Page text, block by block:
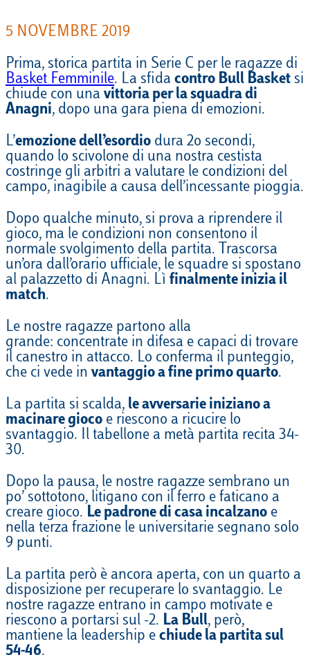
5 NOVEMBRE 2019
Prima, storica partita in Serie C per le ragazze di
Basket Femminile. La sfida contro Bull Basket si
chiude con una vittoria per la squadra di
Anagni, dopo una gara piena di emozioni.
L’emozione dell’esordio dura 2o secondi,
quando lo scivolone di una nostra cestista
costringe gli arbitri a valutare le condizioni del
campo, inagibile a causa dell’incessante pioggia.
Dopo qualche minuto, si prova a riprendere il
gioco, ma le condizioni non consentono il
normale svolgimento della partita. Trascorsa
un’ora dall’orario ufficiale, le squadre si spostano
al palazzetto di Anagni. Lì finalmente inizia il
match.
Le nostre ragazze partono alla
grande: concentrate in difesa e capaci di trovare
il canestro in attacco. Lo conferma il punteggio,
che ci vede in vantaggio a fine primo quarto.
La partita si scalda, le avversarie iniziano a
macinare gioco e riescono a ricucire lo
svantaggio. Il tabellone a metà partita recita 34-
30.
Dopo la pausa, le nostre ragazze sembrano un
po’ sottotono, litigano con il ferro e faticano a
creare gioco. Le padrone di casa incalzano e
nella terza frazione le universitarie segnano solo
9 punti.
La partita però è ancora aperta, con un quarto a
disposizione per recuperare lo svantaggio. Le
nostre ragazze entrano in campo motivate e
riescono a portarsi sul -2. La Bull, però,
mantiene la leadership e chiude la partita sul
54-46.